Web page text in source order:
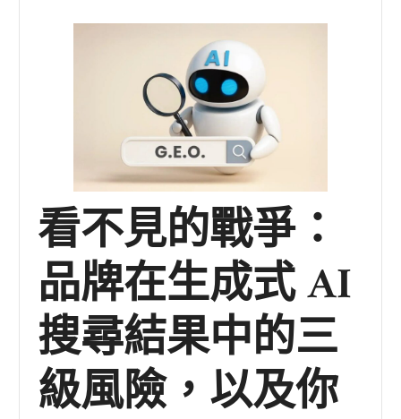
看不見的戰爭：
品牌在生成式 AI
搜尋結果中的三
級風險，以及你